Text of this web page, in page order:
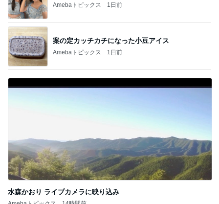
Amebaトピックス 1日前
案の定カッチカチになった小豆アイス
Amebaトピックス 1日前
水森かおり ライブカメラに映り込み